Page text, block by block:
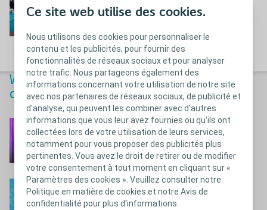
Ce site web utilise des cookies.
Nous utilisons des cookies pour personnaliser le
contenu et les publicités, pour fournir des
fonctionnalités de réseaux sociaux et pour analyser
notre trafic. Nous partageons également des
informations concernant votre utilisation de notre site
avec nos partenaires de réseaux sociaux, de publicité et
d'analyse, qui peuvent les combiner avec d'autres
informations que vous leur avez fournies ou qu'ils ont
collectées lors de votre utilisation de leurs services,
notamment pour vous proposer des publicités plus
pertinentes. Vous avez le droit de retirer ou de modifier
votre consentement à tout moment en cliquant sur «
Paramètres des cookies ». Veuillez consulter notre
Politique en matière de cookies et notre Avis de
confidentialité pour plus d'informations.
Webinaires sur les troubles de la
continence
Regarder la video
Regarder la video